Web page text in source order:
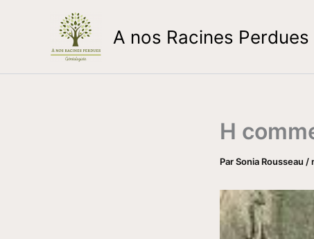
A nos Racines Perdues
H
ParSonia Rousseau /